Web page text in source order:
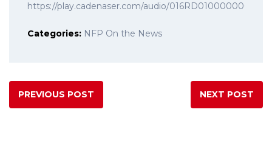
https://play.cadenaser.com/audio/
Categories: NFP On the News
PREVIOUS POST NEXT POST